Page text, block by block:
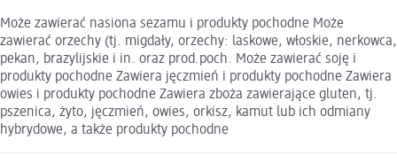
Może zawierać nasiona sezamu i produkty pochodne Może
zawierać orzechy (tj. migdały, orzechy: laskowe, włoskie, nerkowca,
pekan, brazylijskie i in. oraz prod.poch. Może zawierać soję i
produkty pochodne Zawiera jęczmień i produkty pochodne Zawiera
owies i produkty pochodne Zawiera zboża zawierające gluten, tj.
pszenica, żyto, jęczmień, owies, orkisz, kamut lub ich odmiany
hybrydowe, a także produkty pochodne